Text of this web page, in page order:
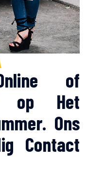
of
op Het
Ons
Contact